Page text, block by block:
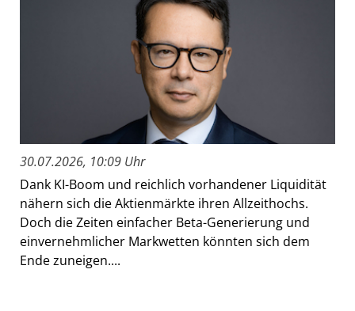
30.07.2026, 10:09 Uhr
Dank KI-Boom und reichlich vorhandener Liquidität
nähern sich die Aktienmärkte ihren Allzeithochs.
Doch die Zeiten einfacher Beta-Generierung und
einvernehmlicher Markwetten könnten sich dem
Ende zuneigen....